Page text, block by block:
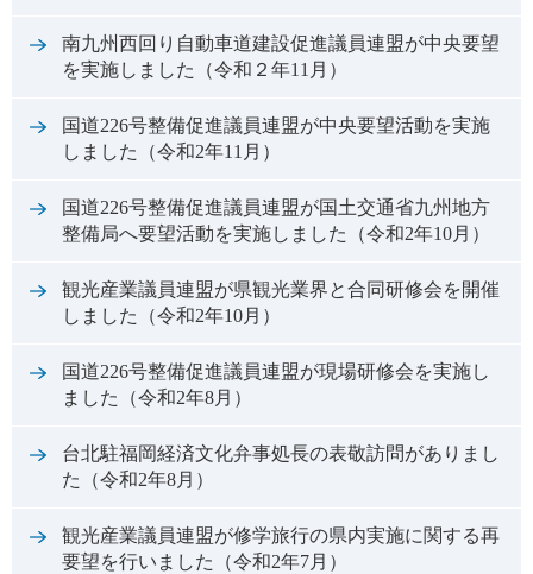
南九州西回り自動車道建設促進議員連盟が中央要望
を実施しました（令和２年11月）
国道226号整備促進議員連盟が中央要望活動を実施
しました（令和2年11月）
国道226号整備促進議員連盟が国土交通省九州地方
整備局へ要望活動を実施しました（令和2年10月）
観光産業議員連盟が県観光業界と合同研修会を開催
しました（令和2年10月）
国道226号整備促進議員連盟が現場研修会を実施し
ました（令和2年8月）
台北駐福岡経済文化弁事処長の表敬訪問がありまし
た（令和2年8月）
観光産業議員連盟が修学旅行の県内実施に関する再
要望を行いました（令和2年7月）